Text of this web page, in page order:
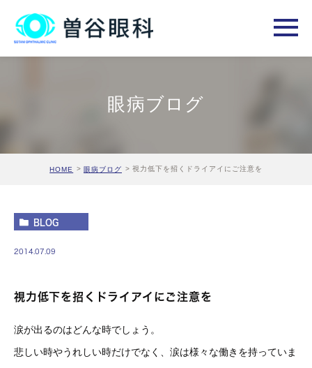
眼病ブログ
HOME 眼病ブログ 視力低下を招くドライアイにご注意を
BLOG
2014.07.09
視力低下を招くドライアイにご注意を
涙が出るのはどんな時でしょう。
悲しい時やうれしい時だけでなく、涙は様々な働きを持っていま